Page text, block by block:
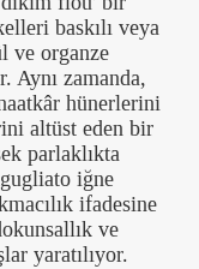
baskılı veya
ve organze
Aynı zamanda,
hünerlerini
altüst eden bir
parlaklıkta
iğne
ifadesine
ve
yaratılıyor.